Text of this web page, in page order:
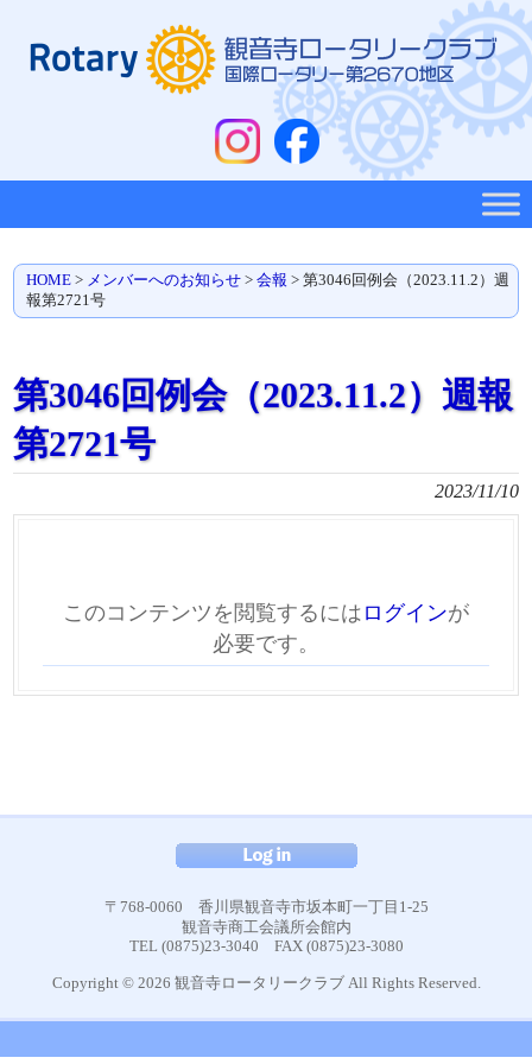
HOME > メンバーへのお知らせ >会報 >第3046回例会（2023.11.2）週
報第2721号
第3046回例会（2023.11.2）週報
第2721号
2023/11/10
このコンテンツを閲覧するには ログインが
必要です。
〒768-0060 香川県観音寺市坂本町一丁目1-25
観音寺商工会議所会館内
TEL (0875)23-3040 FAX (0875)23-3080
Copyright © 2026 観音寺ロータリークラブ All Rights Reserved.